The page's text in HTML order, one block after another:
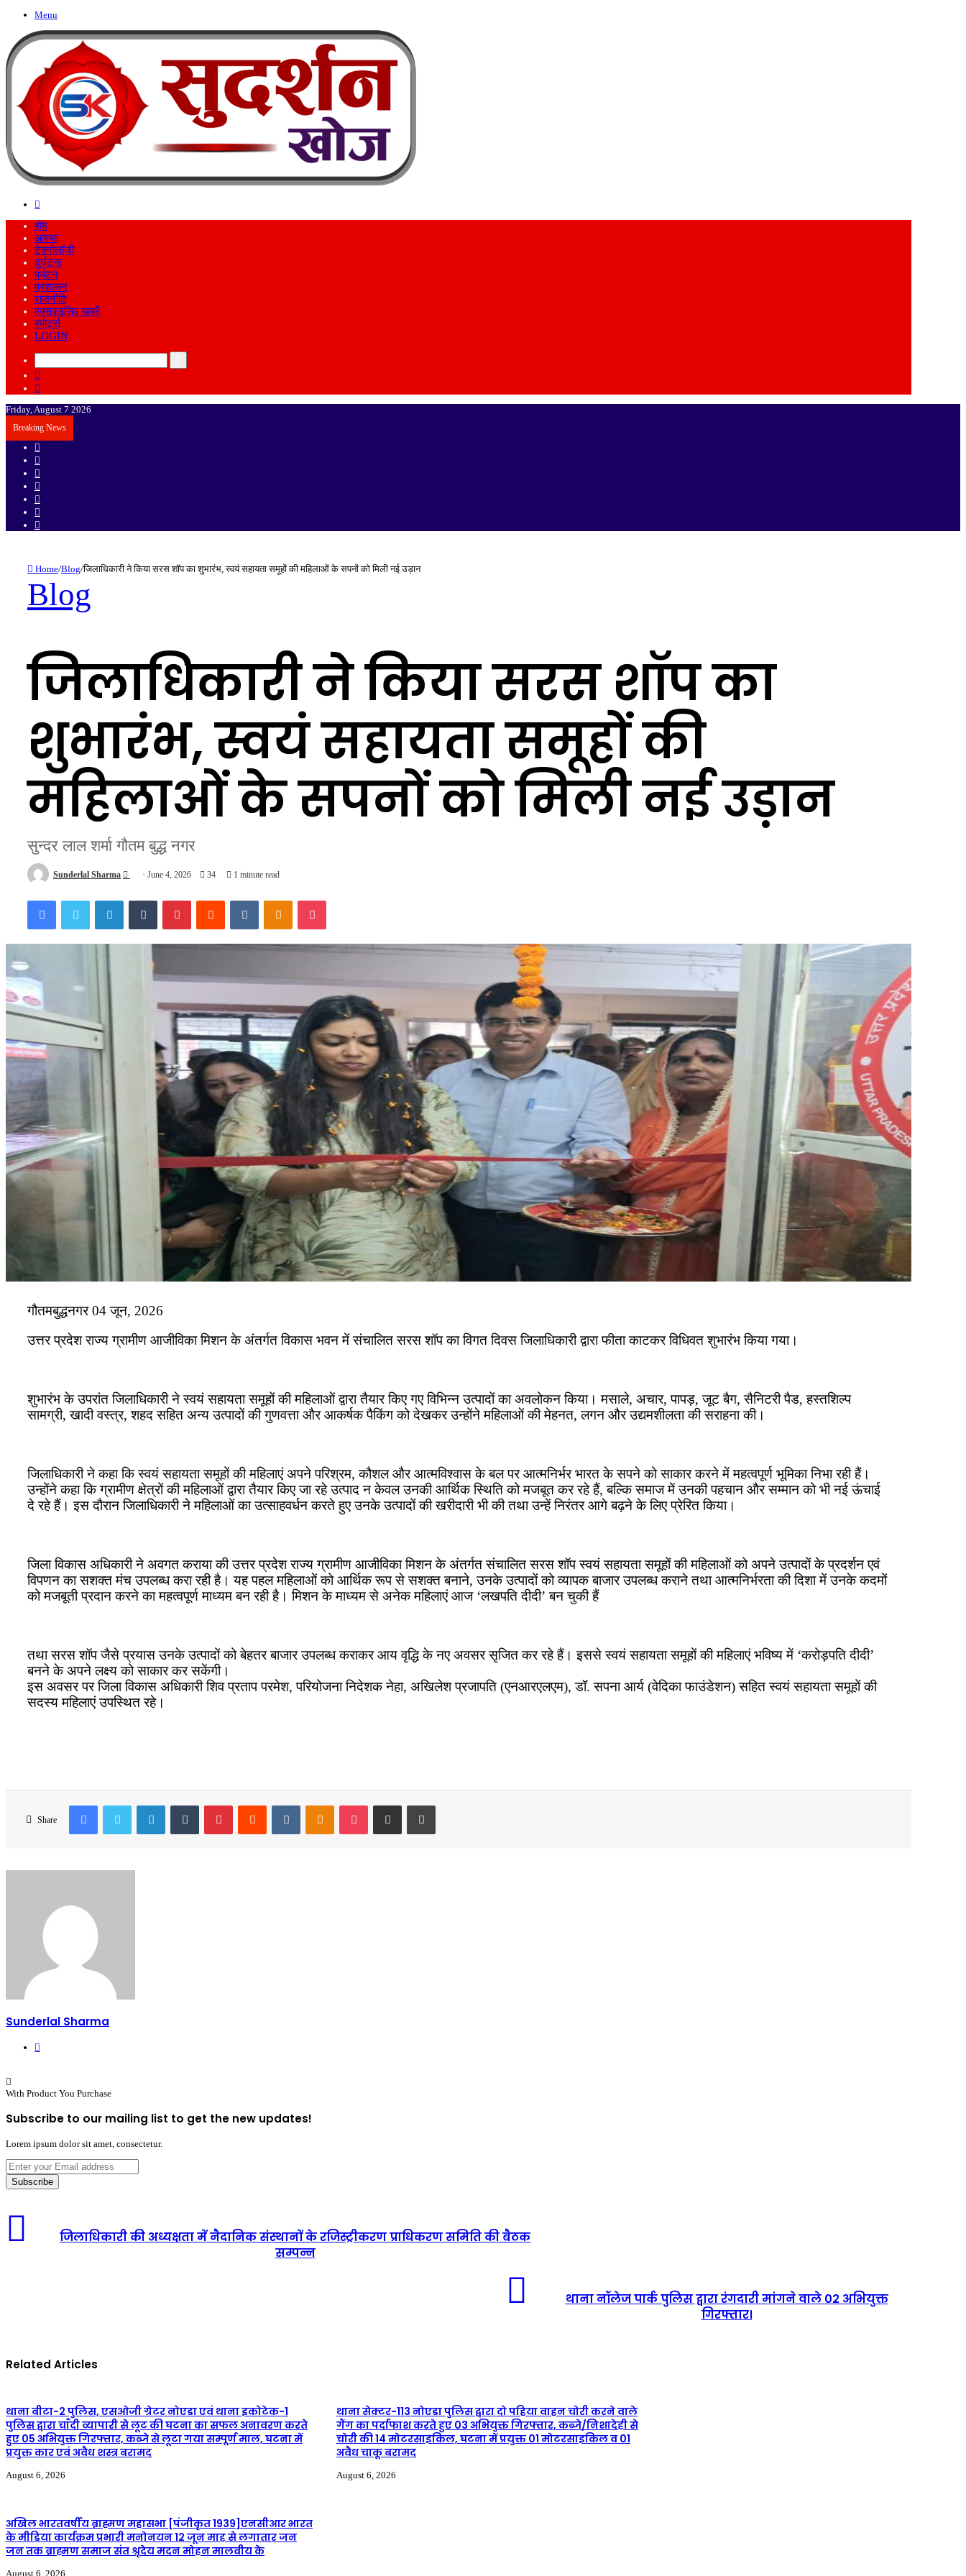
Menu
होम
आस्था
टेक्नोलॉजी
दुर्घटना
पर्यटन
प्रशासन
राजनीति
एक्सक्लूसिव खबरें
स्पोर्ट्स
LOGIN
Search
Article
Friday, August 7 2026
Breaking News
Home/Blog/जिलाधिकारी ने किया सरस शॉप का शुभारंभ, स्वयं सहायता समूहों की महिलाओं के सपनों को मिली नई उड़ान
Blog
जिलाधिकारी ने किया सरस शॉप का
शुभारंभ, स्वयं सहायता समूहों की
महिलाओं के सपनों को मिली नई उड़ान
सुन्दर लाल शर्मा गौतम बुद्ध नगर
Sunderlal Sharma
Send
email
June 4, 2026 34 1 minute read
FacebookTwitter LinkedInTumblr PinterestReddit VKontakteOdnoklassniki
Pocket
गौतमबुद्धनगर 04 जून, 2026
उत्तर प्रदेश राज्य ग्रामीण आजीविका मिशन के अंतर्गत विकास भवन में संचालित सरस शॉप का विगत दिवस जिलाधिकारी द्वारा फीता काटकर विधिवत शुभारंभ किया गया।
शुभारंभ के उपरांत जिलाधिकारी ने स्वयं सहायता समूहों की महिलाओं द्वारा तैयार किए गए विभिन्न उत्पादों का अवलोकन किया। मसाले, अचार, पापड़, जूट बैग, सैनिटरी पैड, हस्तशिल्प
सामग्री, खादी वस्त्र, शहद सहित अन्य उत्पादों की गुणवत्ता और आकर्षक पैकिंग को देखकर उन्होंने महिलाओं की मेहनत, लगन और उद्यमशीलता की सराहना की।
जिलाधिकारी ने कहा कि स्वयं सहायता समूहों की महिलाएं अपने परिश्रम, कौशल और आत्मविश्वास के बल पर आत्मनिर्भर भारत के सपने को साकार करने में महत्वपूर्ण भूमिका निभा रही हैं।
उन्होंने कहा कि ग्रामीण क्षेत्रों की महिलाओं द्वारा तैयार किए जा रहे उत्पाद न केवल उनकी आर्थिक स्थिति को मजबूत कर रहे हैं, बल्कि समाज में उनकी पहचान और सम्मान को भी नई ऊंचाई
दे रहे हैं। इस दौरान जिलाधिकारी ने महिलाओं का उत्साहवर्धन करते हुए उनके उत्पादों की खरीदारी भी की तथा उन्हें निरंतर आगे बढ़ने के लिए प्रेरित किया।
जिला विकास अधिकारी ने अवगत कराया की उत्तर प्रदेश राज्य ग्रामीण आजीविका मिशन के अंतर्गत संचालित सरस शॉप स्वयं सहायता समूहों की महिलाओं को अपने उत्पादों के प्रदर्शन एवं
विपणन का सशक्त मंच उपलब्ध करा रही है। यह पहल महिलाओं को आर्थिक रूप से सशक्त बनाने, उनके उत्पादों को व्यापक बाजार उपलब्ध कराने तथा आत्मनिर्भरता की दिशा में उनके कदमों
को मजबूती प्रदान करने का महत्वपूर्ण माध्यम बन रही है। मिशन के माध्यम से अनेक महिलाएं आज ‘लखपति दीदी’ बन चुकी हैं
तथा सरस शॉप जैसे प्रयास उनके उत्पादों को बेहतर बाजार उपलब्ध कराकर आय वृद्धि के नए अवसर सृजित कर रहे हैं। इससे स्वयं सहायता समूहों की महिलाएं भविष्य में ‘करोड़पति दीदी’
बनने के अपने लक्ष्य को साकार कर सकेंगी।
इस अवसर पर जिला विकास अधिकारी शिव प्रताप परमेश, परियोजना निदेशक नेहा, अखिलेश प्रजापति (एनआरएलएम), डॉ. सपना आर्य (वेदिका फाउंडेशन) सहित स्वयं सहायता समूहों की
सदस्य महिलाएं उपस्थित रहे।
Share
FacebookTwitter LinkedInTumblr PinterestReddit VKontakteOdnoklassniki
Pocket Share via Email Print
Sunderlal Sharma
With Product You Purchase
Subscribe to our mailing list to get the new updates!
Lorem ipsum dolor sit amet, consectetur.
Enter
your
Email
जिलाधिकारी की अध्यक्षता में नैदानिक संस्थानों के रजिस्ट्रीकरण प्राधिकरण समिति की बैठक
सम्पन्न
थाना नॉलेज पार्क पुलिस द्वारा रंगदारी मांगने वाले 02 अभियुक्त
गिरफ्तार।
Related Articles
थाना बीटा-2 पुलिस, एसओजी ग्रेटर नोएडा एवं थाना इकोटेक-1
पुलिस द्वारा चाँदी व्यापारी से लूट की घटना का सफल अनावरण करते
हुए 05 अभियुक्त गिरफ्तार, कब्जे से लूटा गया सम्पूर्ण माल, घटना में
प्रयुक्त कार एवं अवैध शस्त्र बरामद
August 6, 2026
थाना सेक्टर-113 नोएडा पुलिस द्वारा दो पहिया वाहन चोरी करने वाले
गैंग का पर्दाफाश करते हुए 03 अभियुक्त गिरफ्तार, कब्जे/निशादेही से
चोरी की 14 मोटरसाइकिल, घटना में प्रयुक्त 01 मोटरसाइकिल व 01
अवैध चाकू बरामद
August 6, 2026
अखिल भारतवर्षीय ब्राह्मण महासभा [पंजीकृत 1939]एनसीआर भारत
के मीडिया कार्यक्रम प्रभारी मनोनयन 12 जून माह से लगातार जन
जन तक ब्राह्मण समाज संत श्रृदेय मदन मोहन मालवीय के
August 6, 2026